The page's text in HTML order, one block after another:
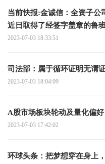
当前快报:金诚信：全资子公
近日取得了经签字盖章的鲁
拓和生产运营合同
2023-07-03 18:33:51
司法部：属于循环证明无谓
2023-07-03 18:04:09
A股市场板块轮动及量化偏
2023-07-03 17:42:02
环球头条：把梦想穿在身上